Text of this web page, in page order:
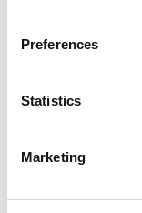
Preferences
Statistics
Marketing